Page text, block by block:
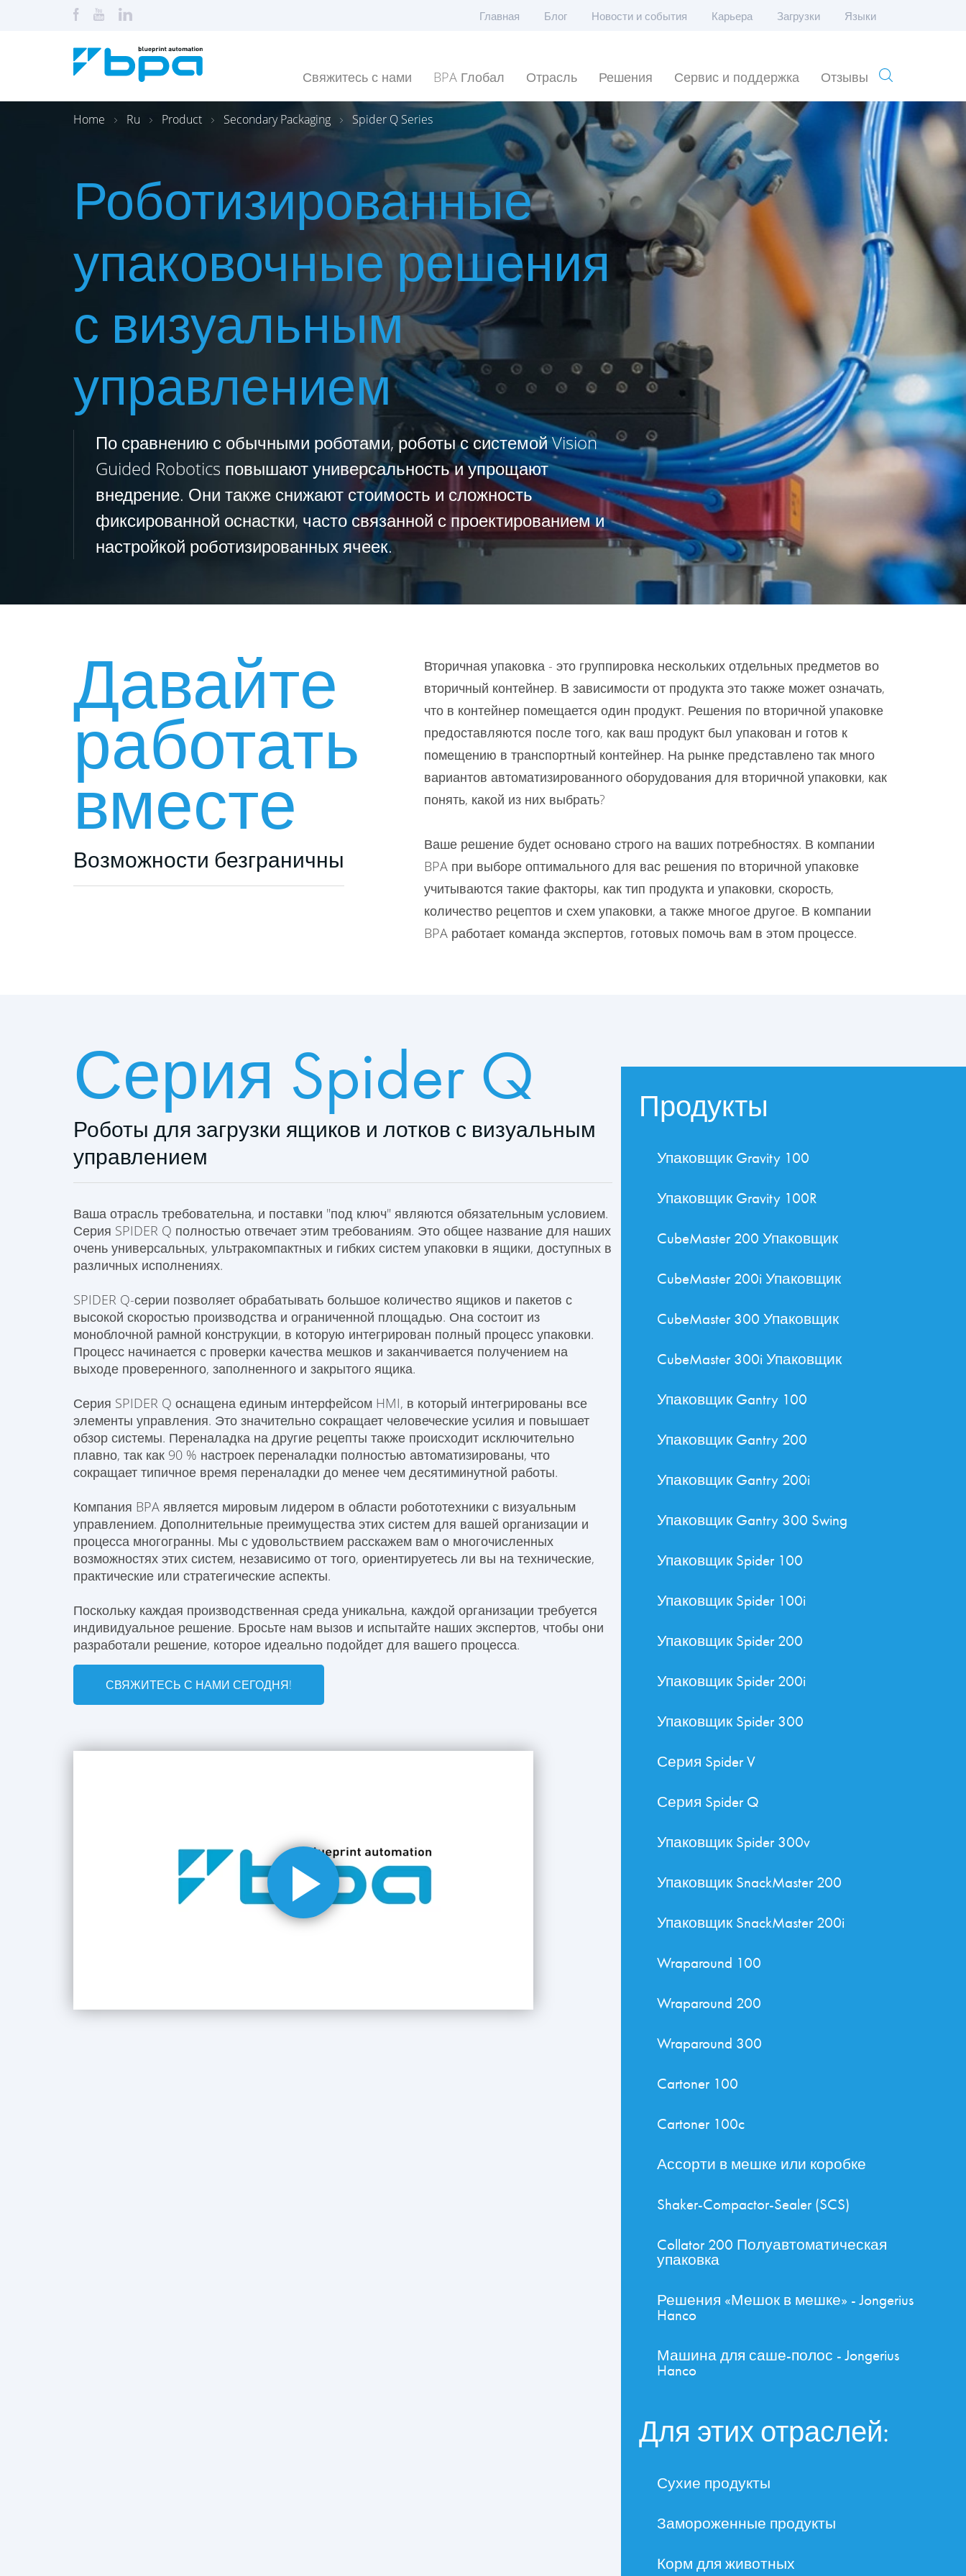
Главная Блог Новости и события Карьера Загрузки Языки
Свяжитесь с нами BPA Глобал Отрасль Решения Сервис и поддержка Отзывы
Home Ru Product Secondary Packaging Spider Q Series
Роботизированные
упаковочные решения
с визуальным
управлением
По сравнению с обычными роботами, роботы с системой Vision
Guided Robotics повышают универсальность и упрощают
внедрение. Они также снижают стоимость и сложность
фиксированной оснастки, часто связанной с проектированием и
настройкой роботизированных ячеек.
Давайте
работать
вместе
Возможности безграничны
Вторичная упаковка - это группировка нескольких отдельных предметов во
вторичный контейнер. В зависимости от продукта это также может означать,
что в контейнер помещается один продукт. Решения по вторичной упаковке
предоставляются после того, как ваш продукт был упакован и готов к
помещению в транспортный контейнер. На рынке представлено так много
вариантов автоматизированного оборудования для вторичной упаковки, как
понять, какой из них выбрать?
Ваше решение будет основано строго на ваших потребностях. В компании
BPA при выборе оптимального для вас решения по вторичной упаковке
учитываются такие факторы, как тип продукта и упаковки, скорость,
количество рецептов и схем упаковки, а также многое другое. В компании
BPA работает команда экспертов, готовых помочь вам в этом процессе.
Продукты
Упаковщик Gravity 100
Упаковщик Gravity 100R
CubeMaster 200 Упаковщик
CubeMaster 200i Упаковщик
CubeMaster 300 Упаковщик
CubeMaster 300i Упаковщик
Упаковщик Gantry 100
Упаковщик Gantry 200
Упаковщик Gantry 200i
Упаковщик Gantry 300 Swing
Упаковщик Spider 100
Упаковщик Spider 100i
Упаковщик Spider 200
Упаковщик Spider 200i
Упаковщик Spider 300
Серия Spider V
Серия Spider Q
Упаковщик Spider 300v
Упаковщик SnackMaster 200
Упаковщик SnackMaster 200i
Wraparound 100
Wraparound 200
Wraparound 300
Cartoner 100
Cartoner 100c
Ассорти в мешке или коробке
Shaker-Compactor-Sealer (SCS)
Collator 200 Полуавтоматическая
упаковка
Решения «Мешок в мешке» - Jongerius
Hanco
Машина для саше-полос - Jongerius
Hanco
Для этих отраслей:
Сухие продукты
Замороженные продукты
Корм для животных
Серия Spider Q
Роботы для загрузки ящиков и лотков с визуальным
управлением
Ваша отрасль требовательна, и поставки "под ключ" являются обязательным условием.
Серия SPIDER Q полностью отвечает этим требованиям. Это общее название для наших
очень универсальных, ультракомпактных и гибких систем упаковки в ящики, доступных в
различных исполнениях.
SPIDER Q-серии позволяет обрабатывать большое количество ящиков и пакетов с
высокой скоростью производства и ограниченной площадью. Она состоит из
моноблочной рамной конструкции, в которую интегрирован полный процесс упаковки.
Процесс начинается с проверки качества мешков и заканчивается получением на
выходе проверенного, заполненного и закрытого ящика.
Серия SPIDER Q оснащена единым интерфейсом HMI, в который интегрированы все
элементы управления. Это значительно сокращает человеческие усилия и повышает
обзор системы. Переналадка на другие рецепты также происходит исключительно
плавно, так как 90 % настроек переналадки полностью автоматизированы, что
сокращает типичное время переналадки до менее чем десятиминутной работы.
Компания BPA является мировым лидером в области робототехники с визуальным
управлением. Дополнительные преимущества этих систем для вашей организации и
процесса многогранны. Мы с удовольствием расскажем вам о многочисленных
возможностях этих систем, независимо от того, ориентируетесь ли вы на технические,
практические или стратегические аспекты.
Поскольку каждая производственная среда уникальна, каждой организации требуется
индивидуальное решение. Бросьте нам вызов и испытайте наших экспертов, чтобы они
разработали решение, которое идеально подойдет для вашего процесса.
СВЯЖИТЕСЬ С НАМИ СЕГОДНЯ!